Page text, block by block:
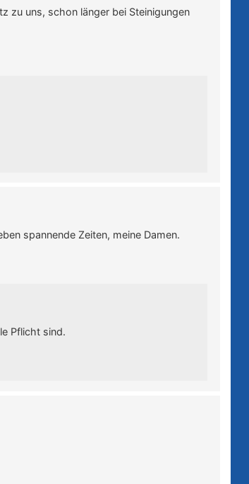
zu uns, schon länger bei Steinigungen
spannende Zeiten, meine Damen.
Pflicht sind.